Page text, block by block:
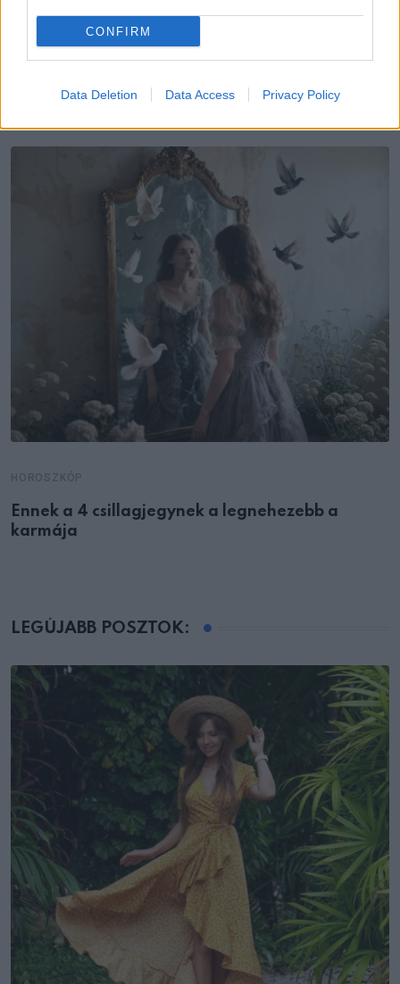
CONFIRM
Data Deletion Data Access Privacy Policy
További bejegyzések
Ennek a 4 csillagjegynek a legnehezebb a
karmája
LEGÚJABB POSZTOK: